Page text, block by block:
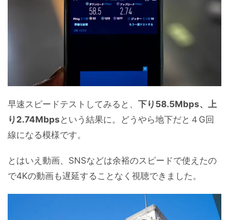
早速スピードテストしてみると、 下り58.5Mbps、上
り2.74Mbps という結果に。どうやら地下だと４G回
線になる模様です。
とはいえ動画、SNSなどは余裕のスピードで使えたの
で4Kの動画も遅延することなく視聴できました。